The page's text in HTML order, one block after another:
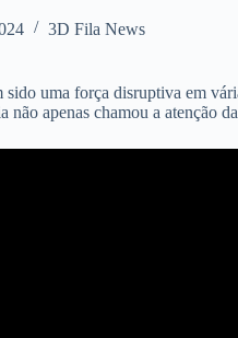
3D Fila News
sido uma força disruptiva em
não apenas chamou a atenção